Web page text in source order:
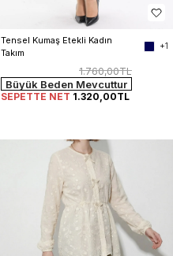
Tensel Kumaş Etekli Kadın
Takım
+1
1.760,00TL
Büyük Beden Mevcuttur
SEPETTE NET 1.320,00TL